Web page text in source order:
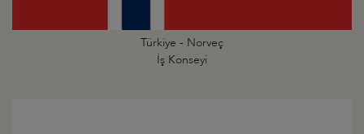
Türkiye - Norveç
İş Konseyi